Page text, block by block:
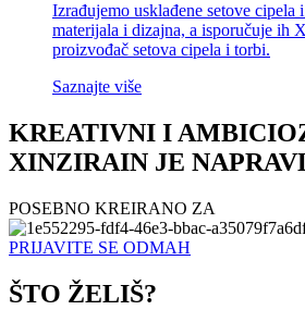
Izrađujemo usklađene setove
materijala i dizajna, a isporučuje ih
proizvođač setova cipela i torbi.
Saznajte više
KREATIVNI I
XINZIRAIN JE
POSEBNO KREIRANO ZA
PRIJAVITE SE ODMAH
ŠTO ŽELIŠ?